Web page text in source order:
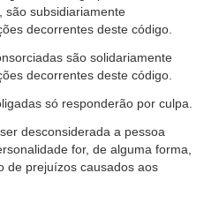
são subsidiariamente
decorrentes deste código.
são solidariamente
decorrentes deste código.
só responderão por culpa.
desconsiderada a pessoa
for, de alguma forma,
de prejuízos causados aos